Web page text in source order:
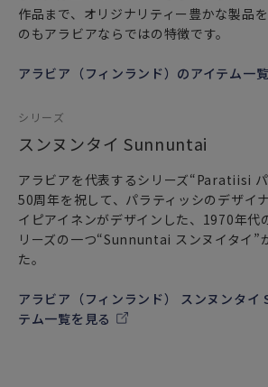
作品まで、オリジナリティー豊かな製品
のもアラビアならではの特徴です。
アラビア（フィンランド）のアイテム一
シリーズ
スンヌンタイ Sunnuntai
アラビアを代表するシリーズ“Paratiisi
50周年を祝して、パラティッシのデザイ
イピアイネンがデザインした、1970年代
リーズの一つ“Sunnuntai スンヌイタイ”
た。
アラビア（フィンランド） スンヌンタ
テム一覧を見る